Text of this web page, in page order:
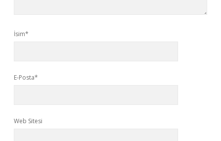
İsim*
E-Posta*
Web Sitesi